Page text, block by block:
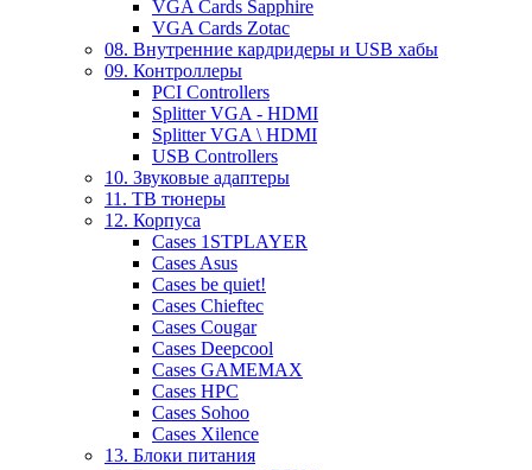
VGA Cards Sapphire
VGA Cards Zotac
08. Внутренние кардридеры и USB хабы
09. Контроллеры
PCI Controllers
Splitter VGA - HDMI
Splitter VGA \ HDMI
USB Controllers
10. Звуковые адаптеры
11. ТВ тюнеры
12. Корпуса
Cases 1STPLAYER
Cases Asus
Cases be quiet!
Cases Chieftec
Cases Cougar
Cases Deepcool
Cases GAMEMAX
Cases HPC
Cases Sohoo
Cases Xilence
13. Блоки питания